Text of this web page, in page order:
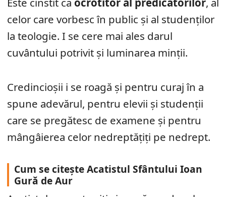
celor care vorbesc în public și al studenților
la teologie. I se cere mai ales darul
cuvântului potrivit și luminarea minții.
Credincioșii i se roagă și pentru curaj în a
spune adevărul, pentru elevii și studenții
care se pregătesc de examene și pentru
mângâierea celor nedreptățiți pe nedrept.
Cum se citește Acatistul Sfântului Ioan
Gură de Aur